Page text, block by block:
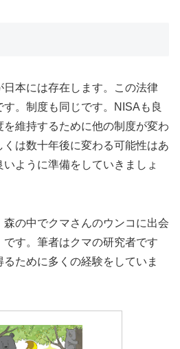
本には存在します。この法律
。制度も同じです。NISAも良
維持するために他の制度が変わ
は数十年後に変わる可能性はあ
ように準備をしていきましょ
の中でクマさんのウンコに出会
す。筆者はクマの研究者です
ために多くの経験をしていま